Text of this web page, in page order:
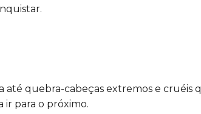
até quebra-cabeças extremos e cruéis
ir para o próximo.